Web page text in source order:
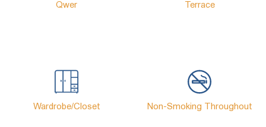
Qwer Terrace
Wardrobe/Closet Non-Smoking Throughout